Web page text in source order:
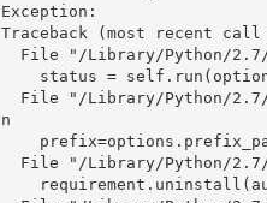
Exception:
Traceback (most recent
File "/Library/Python/
status =
n
File "/Library/Python/